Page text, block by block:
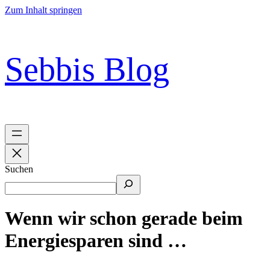
Zum Inhalt springen
Sebbis Blog
Suchen
Wenn wir schon gerade beim
Energiesparen sind …